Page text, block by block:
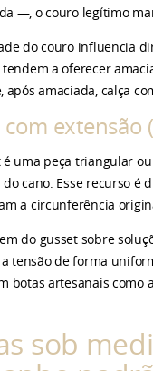
—, o couro legítimo
do couro influencia
tendem a oferecer
após amaciada, calça
extensão
é uma peça triangular
cano. Esse recurso é
a circunferência
do gusset sobre
tensão de forma
botas artesanais como
sob